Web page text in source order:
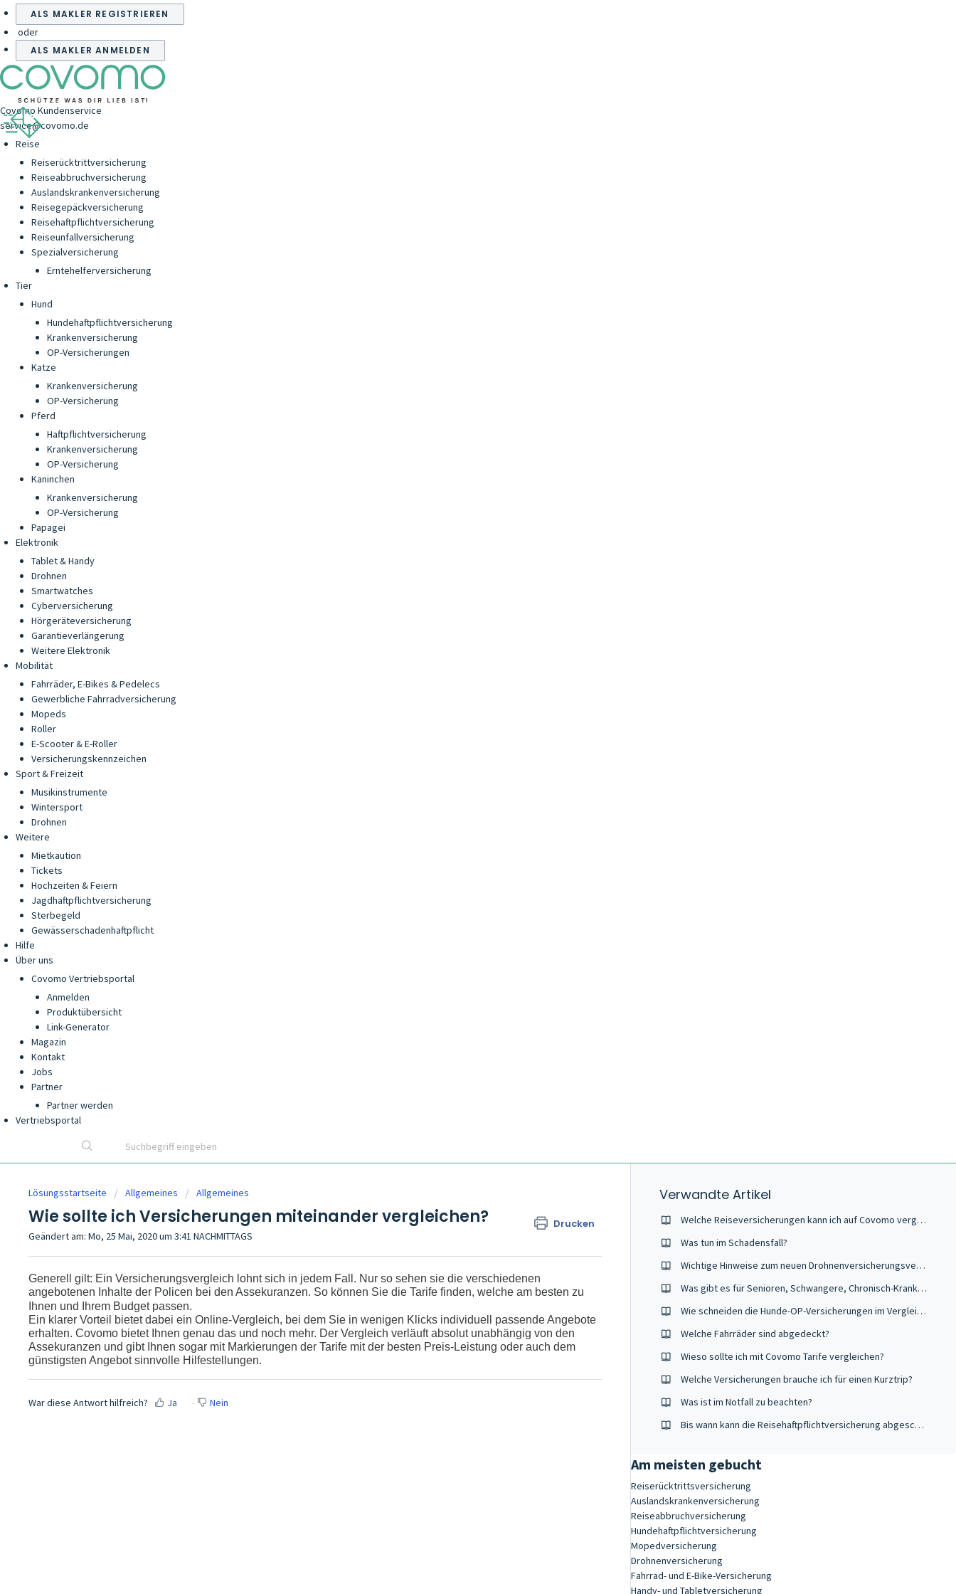
ALS MAKLER REGISTRIEREN
oder
ALS MAKLER ANMELDEN
Covomo Kundenservice
service@covomo.de
Reise
Reiserücktrittversicherung
Reiseabbruchversicherung
Auslandskrankenversicherung
Reisegepäckversicherung
Reisehaftpflichtversicherung
Reiseunfallversicherung
Spezialversicherung
Erntehelferversicherung
Tier
Hund
Hundehaftpflichtversicherung
Krankenversicherung
OP-Versicherungen
Katze
Krankenversicherung
OP-Versicherung
Pferd
Haftpflichtversicherung
Krankenversicherung
OP-Versicherung
Kaninchen
Krankenversicherung
OP-Versicherung
Papagei
Elektronik
Tablet & Handy
Drohnen
Smartwatches
Cyberversicherung
Hörgeräteversicherung
Garantieverlängerung
Weitere Elektronik
Mobilität
Fahrräder, E-Bikes & Pedelecs
Gewerbliche Fahrradversicherung
Mopeds
Roller
E-Scooter & E-Roller
Versicherungskennzeichen
Sport & Freizeit
Musikinstrumente
Wintersport
Drohnen
Weitere
Mietkaution
Tickets
Hochzeiten & Feiern
Jagdhaftpflichtversicherung
Sterbegeld
Gewässerschadenhaftpflicht
Hilfe
Über uns
Covomo Vertriebsportal
Anmelden
Produktübersicht
Link-Generator
Magazin
Kontakt
Jobs
Partner
Partner werden
Vertriebsportal
Lösungsstartseite Allgemeines Allgemeines
Wie sollte ich Versicherungen miteinander vergleichen? Drucken
Geändert am: Mo, 25 Mai, 2020 um 3:41 NACHMITTAGS
Generell gilt: Ein Versicherungsvergleich lohnt sich in jedem Fall. Nur so sehen sie die verschiedenen
angebotenen Inhalte der Policen bei den Assekuranzen. So können Sie die Tarife finden, welche am besten zu
Ihnen und Ihrem Budget passen.
Ein klarer Vorteil bietet dabei ein Online-Vergleich, bei dem Sie in wenigen Klicks individuell passende Angebote
erhalten. Covomo bietet Ihnen genau das und noch mehr. Der Vergleich verläuft absolut unabhängig von den
Assekuranzen und gibt Ihnen sogar mit Markierungen der Tarife mit der besten Preis-Leistung oder auch dem
günstigsten Angebot sinnvolle Hilfestellungen.
War diese Antwort hilfreich? Ja Nein
Verwandte Artikel
Welche Reiseversicherungen kann ich auf Covomo vergleichen?
Was tun im Schadensfall?
Wichtige Hinweise zum neuen Drohnenversicherungsvergleich
Was gibt es für Senioren, Schwangere, Chronisch-Kranke oder Sportler zu beachten?
Wie schneiden die Hunde-OP-Versicherungen im Vergleich ab?
Welche Fahrräder sind abgedeckt?
Wieso sollte ich mit Covomo Tarife vergleichen?
Welche Versicherungen brauche ich für einen Kurztrip?
Was ist im Notfall zu beachten?
Bis wann kann die Reisehaftpflichtversicherung abgeschlossen werden?
Am meisten gebucht
Reiserücktrittsversicherung
Auslandskrankenversicherung
Reiseabbruchversicherung
Hundehaftpflichtversicherung
Mopedversicherung
Drohnenversicherung
Fahrrad- und E-Bike-Versicherung
Handy- und Tabletversicherung